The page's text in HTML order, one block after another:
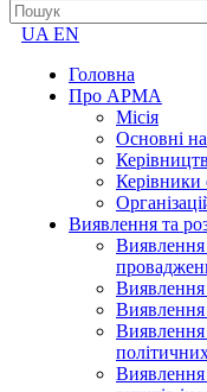
UA EN
Головна
Про АРМА
Місія
Основні
Керівники
Виявлення та
Виявлення
Виявлення
Виявлення
Виявлення